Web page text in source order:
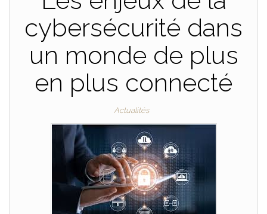
cybersécurité dans
un monde de plus
en plus connecté
Actualités